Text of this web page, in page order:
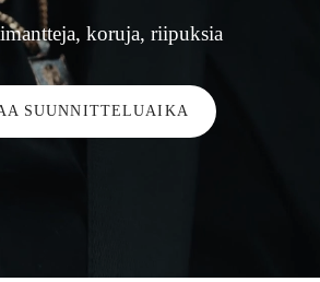
koruja, riipuksia
SUUNNITTELUAIKA